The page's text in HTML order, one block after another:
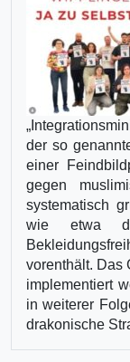
der so
einer
gegen
systematisch
wie etwa
vorenthält. Das
implementiert
in weiterer
drakonische